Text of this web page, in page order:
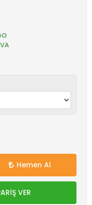
Hemen Al
VER